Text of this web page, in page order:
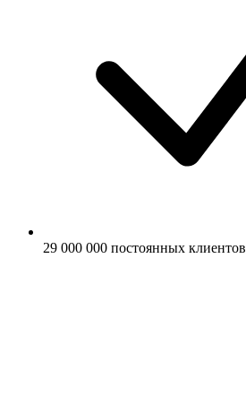
29 000 000 постоянных клиентов